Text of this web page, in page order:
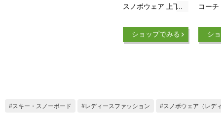
スノボウェア 上下セ
ウェア メンズ レデ
ィース ジュニア ス
セックス 小さい 大
ショップでみる
コー
ス 撥
ノボ
シ
スキー・スノーボード レディースファッション スノボウェア（レデ